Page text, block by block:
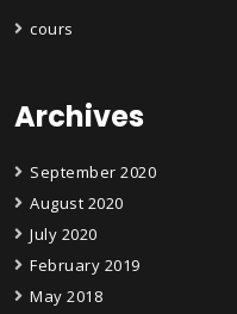
cours
Archives
September 2020
August 2020
July 2020
February 2019
May 2018